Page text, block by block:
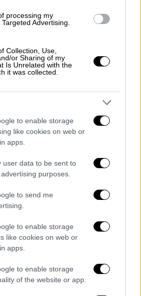
processing my
Advertising.
Collection, Use,
or Sharing of my
Is Unrelated with the
it was collected.
to enable storage
like cookies on web or
apps.
user data to be sent to
purposes.
to send me
to enable storage
like cookies on web or
apps.
to enable storage
of the website or app.
να το απαγορεύσει
είναι ο μοναδικός που
εμπειρογνωμοσύνη για
την εντολή της
μια λύση για να σωθεί η
παράλληλα στις
ασφάλειας που έχει
αναφέρει η επιστολή
το TikTokκαι η
πως «το Κογκρέσο
και χωρίς προηγούμενο
πως ο νόμος αναμένεται
παραμονή της
οι δικηγόροι του